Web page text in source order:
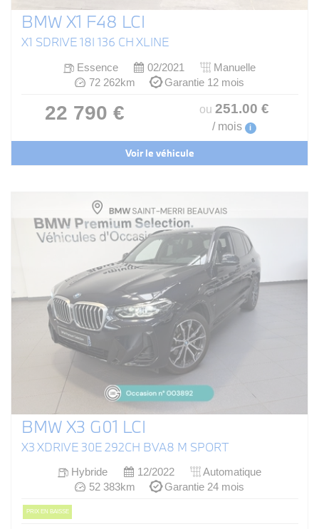
BMW X1 F48 LCI
X1 SDRIVE 18I 136 CH XLINE
Essence 02/2021
Manuelle
72 262km
Garantie 12 mois
22 790 € ou 251.00 €
/ mois i
Voir le véhicule
BMW X3 G01 LCI
X3 XDRIVE 30E 292CH BVA8 M SPORT
Hybride 12/2022
Automatique
52 383km
Garantie 24 mois
PRIX EN BAISSE